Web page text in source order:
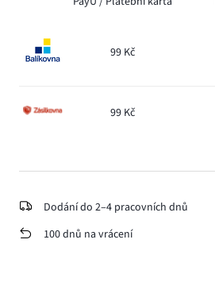
99 Kč
99 Kč
Dodání do 2–4 pracovních dnů
100 dnů na vrácení